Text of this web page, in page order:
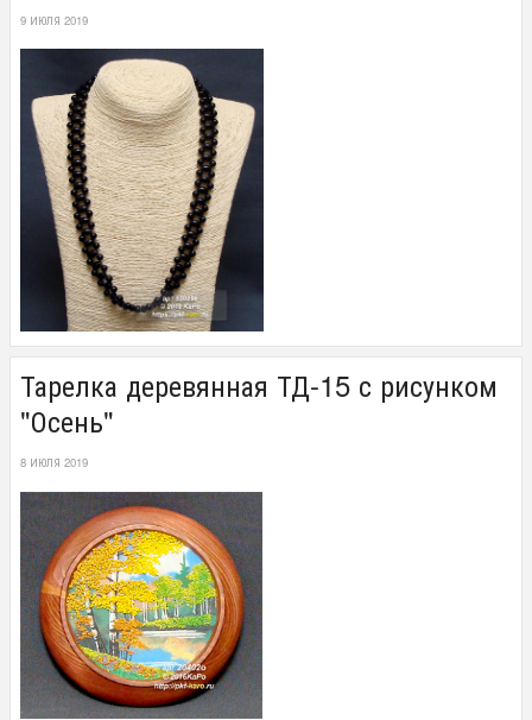
9 ИЮЛЯ 2019
Тарелка деревянная ТД-15 с рисунком
"Осень"
8 ИЮЛЯ 2019